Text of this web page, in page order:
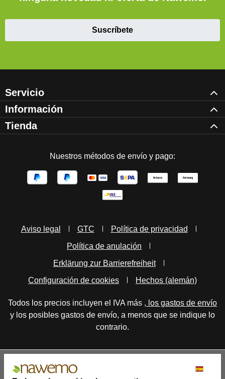
Suscríbete
Servicio
Información
Tienda
Nuestros métodos de envío y pago:
Aviso legal GTC
Política de privacidad
Política de anulación
Erklärung zur Barrierefreiheit
Configuración de cookies
Hechos (alemán)
Todos los precios incluyen el IVA más , los gastos de envío
y los posibles gastos de envío, a menos que se indique lo
contrario.